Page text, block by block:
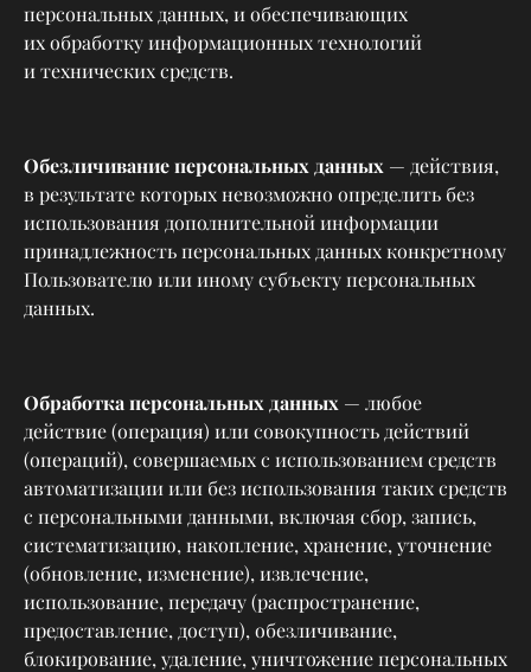
персональных данных, и обеспечивающих
их обработку информационных технологий
и технических средств.
Обезличивание персональных данных — действия,
в результате которых невозможно определить без
использования дополнительной информации
принадлежность персональных данных конкретному
Пользователю или иному субъекту персональных
данных.
Обработка персональных данных — любое
действие (операция) или совокупность действий
(операций), совершаемых с использованием средств
автоматизации или без использования таких средств
с персональными данными, включая сбор, запись,
систематизацию, накопление, хранение, уточнение
(обновление, изменение), извлечение,
использование, передачу (распространение,
предоставление, доступ), обезличивание,
блокирование, удаление, уничтожение персональных